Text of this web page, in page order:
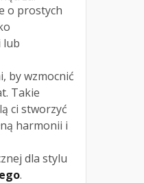
o prostych
lub
by wzmocnić
Takie
ci stworzyć
harmonii i
dla stylu
.